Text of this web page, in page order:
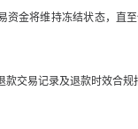
资金将维持冻结状态，直
交易记录及退款时效合规